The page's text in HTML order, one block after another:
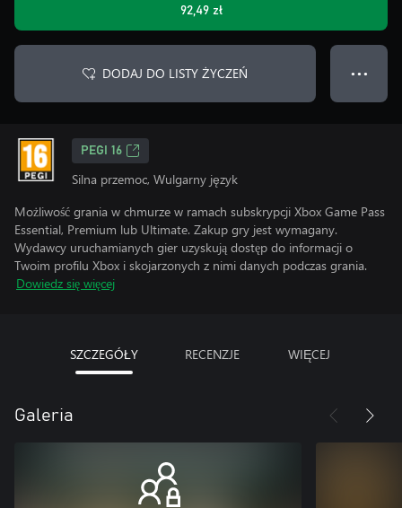
92,49 zł
DODAJ DO LISTY ŻYCZEŃ ● ● ●
PEGI 16
Silna przemoc, Wulgarny język
Możliwość grania w chmurze w ramach subskrypcji Xbox Game Pass
Essential, Premium lub Ultimate. Zakup gry jest wymagany.
Wydawcy uruchamianych gier uzyskują dostęp do informacji o
Twoim profilu Xbox i skojarzonych z nimi danych podczas grania.
Dowiedz się więcej
SZCZEGÓŁY RECENZJE WIĘCEJ
Galeria